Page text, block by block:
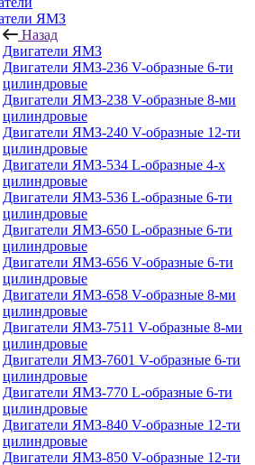
ЯМЗ
Назад
Двигатели ЯМЗ
Двигатели ЯМЗ-236 V-образные 6-ти
цилиндровые
Двигатели ЯМЗ-238 V-образные 8-ми
цилиндровые
Двигатели ЯМЗ-240 V-образные 12-ти
цилиндровые
Двигатели ЯМЗ-534 L-образные 4-х
цилиндровые
Двигатели ЯМЗ-536 L-образные 6-ти
цилиндровые
Двигатели ЯМЗ-650 L-образные 6-ти
цилиндровые
Двигатели ЯМЗ-656 V-образные 6-ти
цилиндровые
Двигатели ЯМЗ-658 V-образные 8-ми
цилиндровые
Двигатели ЯМЗ-7511 V-образные 8-ми
цилиндровые
Двигатели ЯМЗ-7601 V-образные 6-ти
цилиндровые
Двигатели ЯМЗ-770 L-образные 6-ти
цилиндровые
Двигатели ЯМЗ-840 V-образные 12-ти
цилиндровые
Двигатели ЯМЗ-850 V-образные 12-ти